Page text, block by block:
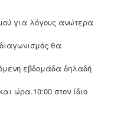
για λόγους ανώτερα
θα
εβδομάδα δηλαδή
ώρα.10:00στον ίδιο